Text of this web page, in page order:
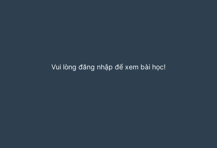
Vui lòng đăng nhập để xem bài học!